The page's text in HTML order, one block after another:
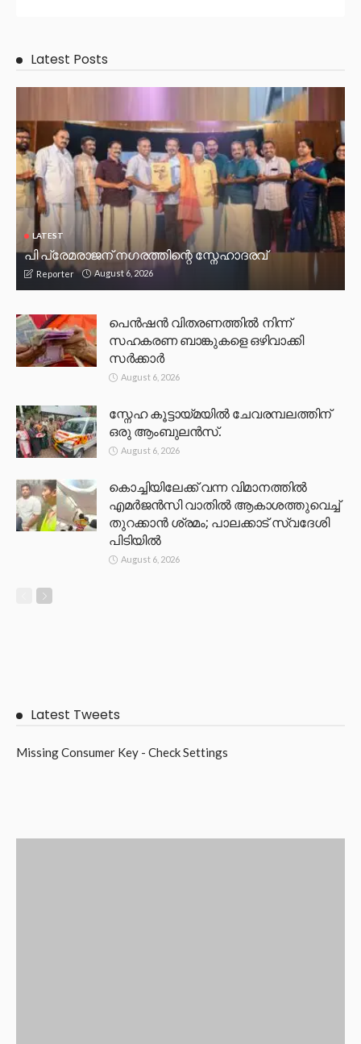
Latest Posts
LATEST
പി പ്രേമരാജന് നഗരത്തിന്റെ സ്നേഹാദരവ്
Reporter August 6, 2026
പെൻഷൻ വിതരണത്തിൽ നിന്ന്
സഹകരണ ബാങ്കുകളെ ഒഴിവാക്കി
സർക്കാർ
August 6, 2026
സ്നേഹ കൂട്ടായ്മയിൽ ചേവരമ്പലത്തിന്
ഒരു ആംബുലൻസ്.
August 6, 2026
കൊച്ചിയിലേക്ക് വന്ന വിമാനത്തിൽ
എമർജൻസി വാതിൽ ആകാശത്തുവെച്ച്
തുറക്കാൻ ശ്രമം; പാലക്കാട് സ്വദേശി
പിടിയിൽ
August 6, 2026
Latest Tweets
Missing Consumer Key - Check Settings